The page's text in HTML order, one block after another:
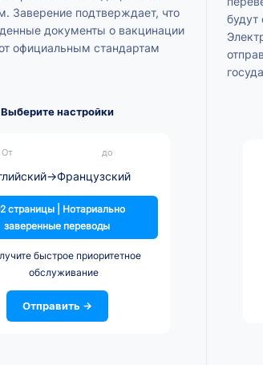
Заверение подтверждает, что
документы о вакцинации
официальным стандартам
Выберите настройки
От до
→Французский
страницы | Нотариально
заверенные переводы
быстрое приоритетное
обслуживание
Отправить →
будут